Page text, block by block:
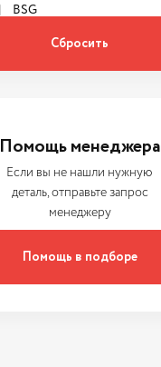
BSG
CLIPPER
FORCE
GOODWILL
Помощь менеджера
Если вы не нашли нужную
деталь, отправьте запрос
менеджеру
Помощь в подборе